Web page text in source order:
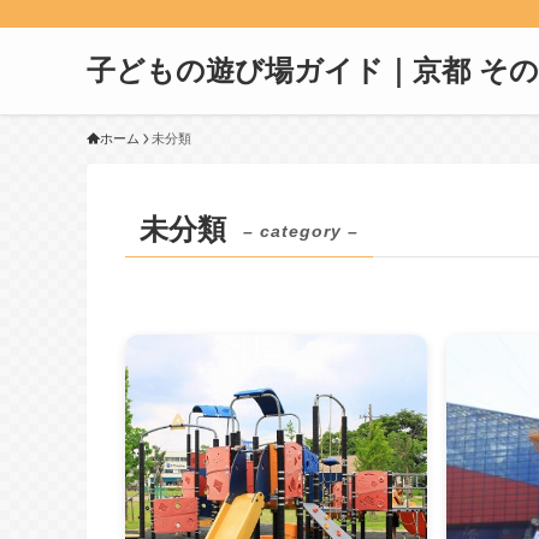
子どもの遊び場ガイド｜京都 そ
ホーム 未分類
未分類 – category –